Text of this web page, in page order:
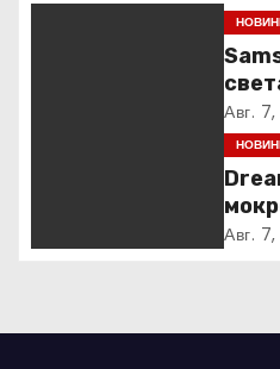
Авг.
Авг.